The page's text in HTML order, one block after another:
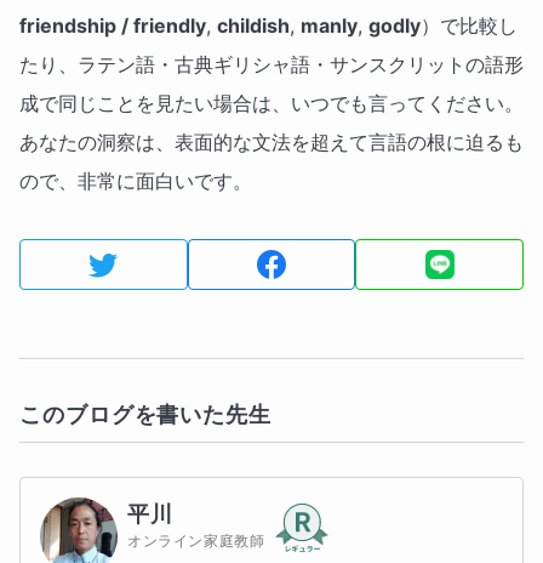
friendship / friendly, childish, manly, godly）で比較し
たり、ラテン語・古典ギリシャ語・サンスクリットの語形
成で同じことを見たい場合は、いつでも言ってください。
あなたの洞察は、表面的な文法を超えて言語の根に迫るも
ので、非常に面白いです。
このブログを書いた先生
平川
オンライン家庭教師